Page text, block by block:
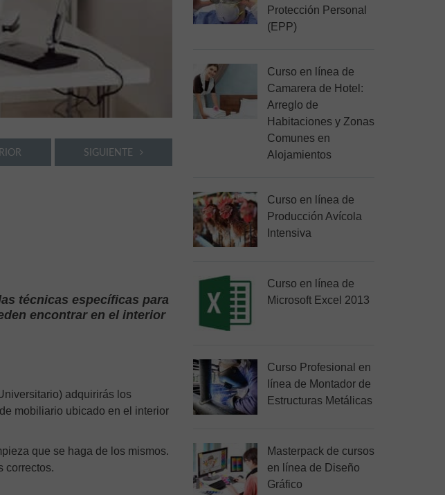
SIGUIENTE
técnicas específicas para
encontrar en el interior
adquirirás los
mobiliario ubicado en el interior
que se haga de los mismos.
correctos.
Protección Personal
(EPP)
Curso en línea de
Camarera de Hotel:
Arreglo de
Habitaciones y Zonas
Comunes en
Alojamientos
Curso en línea de
Producción Avícola
Intensiva
Curso en línea de
Microsoft Excel 2013
Curso Profesional en
línea de Montador de
Estructuras Metálicas
Masterpack de cursos
en línea de Diseño
Gráfico